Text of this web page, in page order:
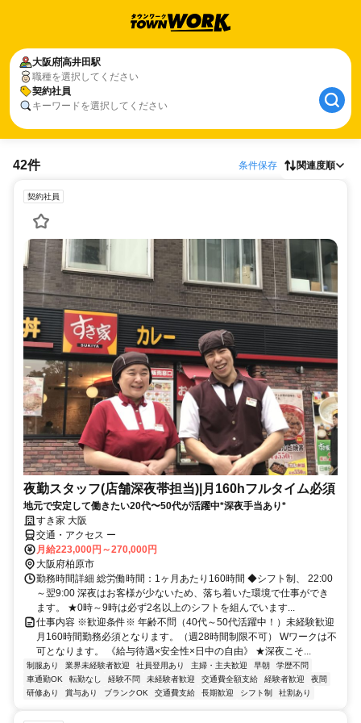
大阪府高井田駅
職種を選択してください
契約社員
キーワードを選択してください
42件 条件保存 関連度順
契約社員
夜勤スタッフ(店舗深夜帯担当)|月160hフルタイム必須
地元で安定して働きたい20代〜50代が活躍中*深夜手当あり*
すき家 大阪
交通・アクセス ー
月給223,000円～270,000円
大阪府柏原市
勤務時間詳細 総労働時間：1ヶ月あたり160時間 ◆シフト制、 22:00
～翌9:00 深夜はお客様が少ないため、落ち着いた環境で仕事ができ
ます。 ★0時～9時は必ず2名以上のシフトを組んでいます...
仕事内容 ※歓迎条件※ 年齢不問（40代～50代活躍中！）未経験歓迎
月160時間勤務必須となります。（週28時間制限不可） Wワークは不
可となります。 《給与待遇×安全性×日中の自由》 ★深夜こそ...
制服あり 業界未経験者歓迎 社員登用あり 主婦・主夫歓迎 早朝
学歴不問
車通勤OK
転勤なし 経験不問 未経験者歓迎 交通費全額支給 経験者歓迎
夜間
研修あり
賞与あり ブランクOK 交通費支給 長期歓迎 シフト制 社割あり